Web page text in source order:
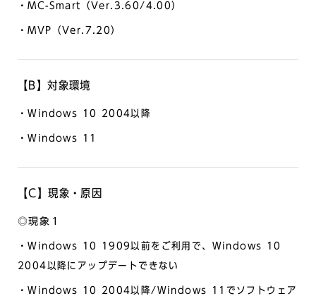
・MC-Smart（Ver.3.60/4.00）
・MVP（Ver.7.20）
【B】対象環境
・Windows 10 2004以降
・Windows 11
【C】現象・原因
◎現象１
・Windows 10 1909以前をご利用で、Windows 10
2004以降にアップデートできない
・Windows 10 2004以降/Windows 11でソフトウェア